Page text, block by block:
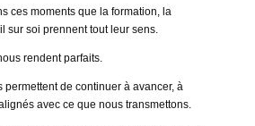
ces moments que la formation, la
sur soi prennent tout leur sens.
rendent parfaits.
permettent de continuer à avancer, à
avec ce que nous transmettons.